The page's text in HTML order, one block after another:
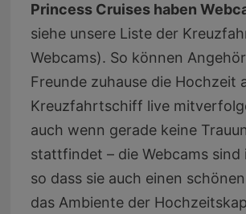
Princess Cruises haben
siehe unsere Liste der
Webcams). So können
Freunde zuhause die Hochzeit
Kreuzfahrtschiff live
auch wenn gerade keine
stattfindet – die Webcams sind
so dass sie auch einen
das Ambiente der